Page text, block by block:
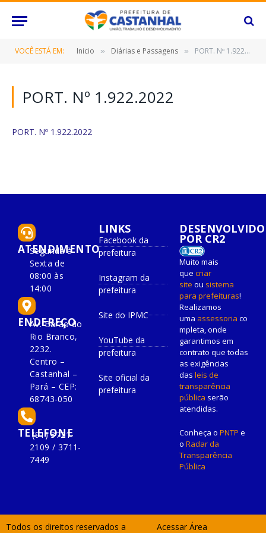
VOCÊ ESTÁ EM: Inicio » Diárias e Passagens » PORT. Nº 1.922.2022
PORT. Nº 1.922.2022
PORT. Nº 1.922.2022
ATENDIMENTO
Segunda à
Sexta de
08:00 às
14:00
ENDEREÇO
Av. Barão do
Rio Branco,
2232.
Centro –
Castanhal –
Pará – CEP:
68743-050
TELEFONE
(91) 3721-
2109 / 3711-
7449
LINKS
Facebook da
prefeitura
Instagram da
prefeitura
Site do IPMC
YouTube da
prefeitura
Site oficial da
prefeitura
DESENVOLVIDO
POR CR2
Muito mais
que criar
site ou sistema
para prefeituras!
Realizamos
uma assessoria co
mpleta, onde
garantimos em
contrato que todas
as exigências
das leis de
transparência
pública serão
atendidas.
Conheça o PNTP e
o Radar da
Transparência
Pública
Todos os direitos reservados a Acessar Área